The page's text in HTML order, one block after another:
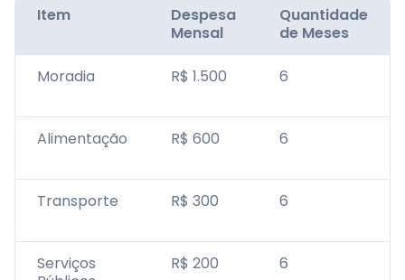
Item
Despesa
Mensal
Quantidade
de Meses
Moradia R$ 1.500 6
Alimentação R$ 600 6
Transporte R$ 300 6
Serviços
R$ 200 6